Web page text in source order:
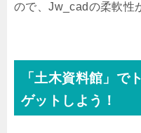
ので、Jw_cadの柔軟性
「土木資料館」で
ゲットしよう！